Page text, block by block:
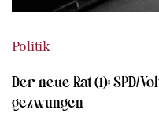
Politik
Der neue Rat (1): SPD/
gezwungen